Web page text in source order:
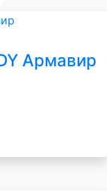
Армавир